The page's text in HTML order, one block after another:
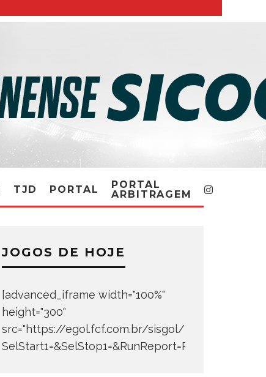
TJD PORTAL
PORTAL
ARBITRAGEM
JOGOS DE HOJE
[advanced_iframe width="100%"
height="300"
src="https://egol.fcf.com.br/sisgol/
SelStart1=&SelStop1=&RunReport=Run+Report"]